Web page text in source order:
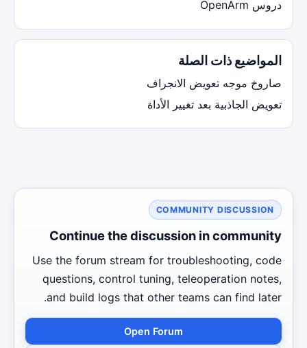
دروس OpenArm
المواضيع ذات الصلة
صاروخ موجه تعويض الانجراف
تعويض الجاذبية بعد تغيير الأداة
COMMUNITY DISCUSSION
Continue the discussion in community
Use the forum stream for troubleshooting, code
questions, control tuning, teleoperation notes,
and build logs that other teams can find later.
Open Forum